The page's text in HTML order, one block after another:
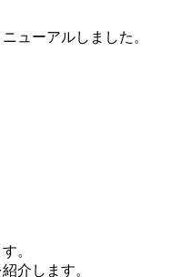
ューアルしました。
。
介します。